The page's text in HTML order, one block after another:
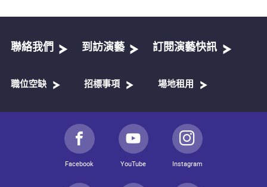
聯絡我們 到訪演藝 訂閱演藝快訊
職位空缺 招標事項 場地租用
Facebook YouTube Instagram